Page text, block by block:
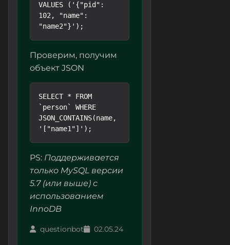
VALUES ('{"pid":
102, "name":
Проверим, получим
объект JSON
SELECT * FROM
`person` WHERE
JSON_CONTAINS(name,
PS: Поддерживается
только MySQL версии
5.7 (или выше) с
использованием
InnoDB
questionbot 02.05.24